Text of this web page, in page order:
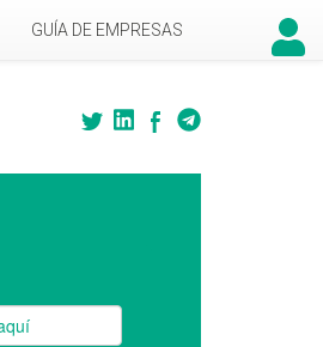
GUÍA DE EMPRESAS